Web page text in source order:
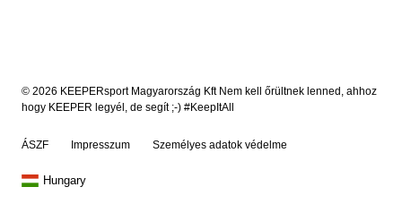
© 2026 KEEPERsport Magyarország Kft Nem kell őrültnek lenned, ahhoz
hogy KEEPER legyél, de segít ;-) #KeepItAll
ÁSZF Impresszum Személyes adatok védelme
Hungary